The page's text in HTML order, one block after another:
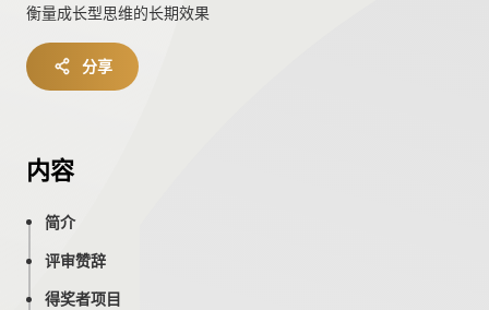
衡量成长型思维的长期效果
分享
内容
简介
评审赞辞
得奖者项目